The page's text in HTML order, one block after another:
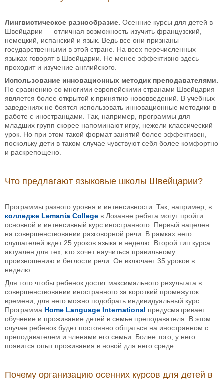
Лингвистическое разнообразие. Осенние курсы для детей в
Швейцарии — отличная возможность изучить французский,
немецкий, испанский и язык. Ведь все они признаны
государственными в этой стране. На всех перечисленных
языках говорят в Швейцарии. Не менее эффективно здесь
проходит и изучение английского.
Использование инновационных методик преподавателями.
По сравнению со многими европейскими странами Швейцария
является более открытой к принятию нововведений. В учебных
заведениях не боятся использовать инновационные методики в
работе с иностранцами. Так, например, программы для
младших групп скорее напоминают игру, нежели классический
урок. Но при этом такой формат занятий более эффективен,
поскольку дети в таком случае чувствуют себя более комфортно
и раскрепощено.
Что предлагают языковые школы Швейцарии?
Программы разного уровня и интенсивности. Так, например, в
колледже Lemania College в Лозанне ребята могут пройти
основной и интенсивный курс иностранного. Первый нацелен
на совершенствовании разговорной речи. В рамках него
слушателей ждет 25 уроков языка в неделю. Второй тип курса
актуален для тех, кто хочет научиться правильному
произношению и беглости речи. Он включает 35 уроков в
неделю.
Для того чтобы ребенок достиг максимального результата в
совершенствовании иностранного за короткий промежуток
времени, для него можно подобрать индивидуальный курс.
Программа Home Language International предусматривает
обучение и проживание детей в семье преподавателя. В этом
случае ребенок будет постоянно общаться на иностранном с
преподавателем и членами его семьи. Более того, у него
появится опыт проживания в новой для него среде.
Почему организацию осенних курсов для детей в